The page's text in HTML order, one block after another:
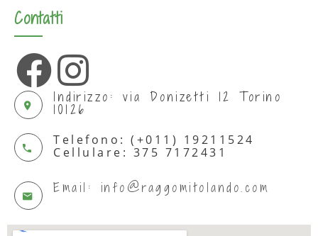
Contatti
Indirizzo: via Donizetti 12 Torino
10126
Telefono: (+011) 19211524
Cellulare: 375 7172431
Email: info@raggomitolando.com